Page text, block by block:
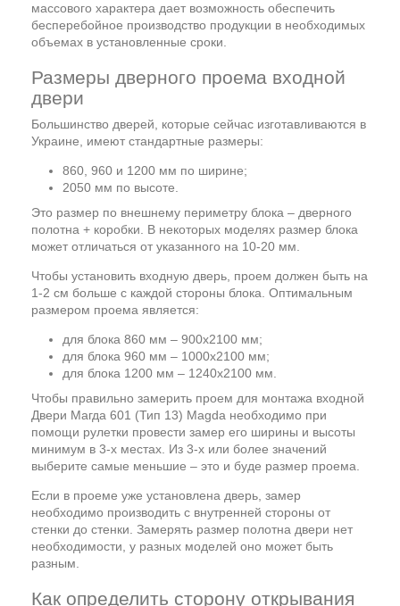
массового характера дает возможность обеспечить
бесперебойное производство продукции в необходимых
объемах в установленные сроки.
Размеры дверного проема входной
двери
Большинство дверей, которые сейчас изготавливаются в
Украине, имеют стандартные размеры:
860, 960 и 1200 мм по ширине;
2050 мм по высоте.
Это размер по внешнему периметру блока – дверного
полотна + коробки. В некоторых моделях размер блока
может отличаться от указанного на 10-20 мм.
Чтобы установить входную дверь, проем должен быть на
1-2 см больше с каждой стороны блока. Оптимальным
размером проема является:
для блока 860 мм – 900х2100 мм;
для блока 960 мм – 1000х2100 мм;
для блока 1200 мм – 1240х2100 мм.
Чтобы правильно замерить проем для монтажа входной
Двери Магда 601 (Тип 13) Magda необходимо при
помощи рулетки провести замер его ширины и высоты
минимум в 3-х местах. Из 3-х или более значений
выберите самые меньшие – это и буде размер проема.
Если в проеме уже установлена дверь, замер
необходимо производить с внутренней стороны от
стенки до стенки. Замерять размер полотна двери нет
необходимости, у разных моделей оно может быть
разным.
Как определить сторону открывания